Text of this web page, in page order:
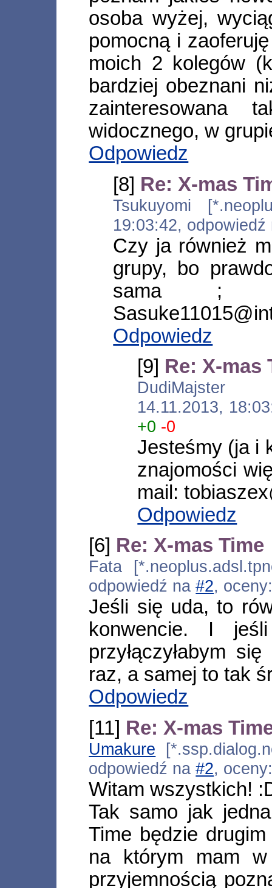
osoba wyżej,
pomocną i
moich 2 kolegów
bardziej obeznani
zainteresowana
widocznego, w
Odpowiedz
[8] Re: X-mas
Tsukuyomi
19:03:42,
Czy ja również
grupy, bo
sama ;
Odpowiedz
[9] Re: X-mas
DudiMajster
14.11.2013,
+0 -0
Jesteśmy (ja i
znajomości
mail:
Odpowiedz
[6] Re: X-mas Time
Fata
odpowiedź na#2,
Jeśli się uda, to
konwencie. I
przyłączyłabym
raz, a samej to tak
Odpowiedz
[11] Re: X-mas
Umakure
odpowiedź na#2,
Witam wszystkich!
Tak samo jak
Time będzie
na którym mam
przyjemnością